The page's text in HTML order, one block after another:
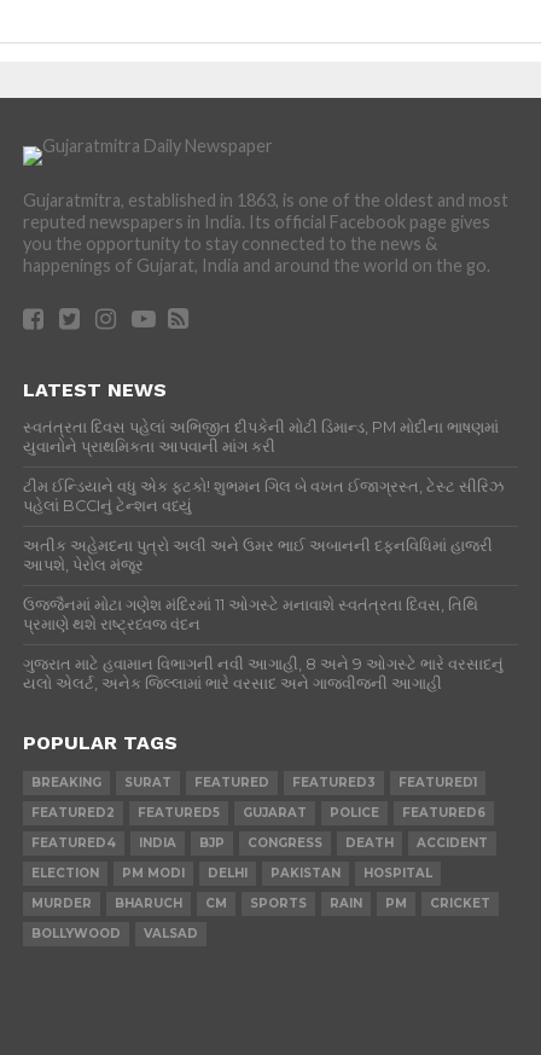
Gujaratmitra, established in 1863, is one of the oldest and most
reputed newspapers in India. Its official Facebook page gives
you the opportunity to stay connected to the news &
happenings of Gujarat, India and around the world on the go.
LATEST NEWS
સ્વતંત્રતા દિવસ પહેલાં અભિજીત દીપકેની મોટી ડિમાન્ડ, PM મોદીના ભાષણમાં
યુવાનોને પ્રાથમિકતા આપવાની માંગ કરી
ટીમ ઈન્ડિયાને વધુ એક ફટકો! શુભમન ગિલ બે વખત ઈજાગ્રસ્ત, ટેસ્ટ સીરિઝ
પહેલાં BCCIનું ટેન્શન વધ્યું
અતીક અહેમદના પુત્રો અલી અને ઉમર ભાઈ અબાનની દફનવિધિમાં હાજરી
આપશે, પેરોલ મંજૂર
ઉજ્જૈનમાં મોટા ગણેશ મંદિરમાં 11 ઓગસ્ટે મનાવાશે સ્વતંત્રતા દિવસ, તિથિ
પ્રમાણે થશે રાષ્ટ્રધ્વજ વંદન
ગુજરાત માટે હવામાન વિભાગની નવી આગાહી, 8 અને 9 ઓગસ્ટે ભારે વરસાદનું
યલો એલર્ટ, અનેક જિલ્લામાં ભારે વરસાદ અને ગાજવીજની આગાહી
POPULAR TAGS
BREAKING SURAT FEATURED FEATURED3
FEATURED1
FEATURED2
FEATURED5 GUJARAT POLICE
FEATURED6
FEATURED4
INDIA BJP CONGRESS DEATH
ACCIDENT
ELECTION
PM MODI DELHI PAKISTAN
HOSPITAL
MURDER
BHARUCH CM SPORTS RAIN PM
CRICKET
BOLLYWOOD
VALSAD